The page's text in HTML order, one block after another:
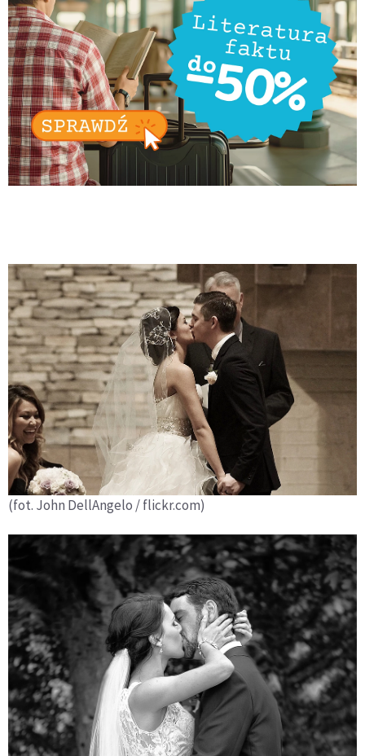
(fot. John DellAngelo / flickr.com)